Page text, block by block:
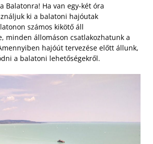
Balatonra! Ha van egy-két óra
ki a balatoni hajóutak
számos kikötő áll
minden állomáson csatlakozhatunk a
hajóút tervezése előtt állunk,
a balatoni lehetőségekről.